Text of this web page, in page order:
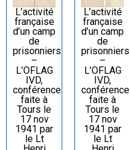
L’activité
française
d’un camp
de
prisonniers
–
L’OFLAG
IVD,
conférence
faite à
Tours le
17 nov
1941 par
le Lt
L’activité
française
d’un camp
de
prisonniers
–
L’OFLAG
IVD,
conférence
faite à
Tours le
17 nov
1941 par
le Lt